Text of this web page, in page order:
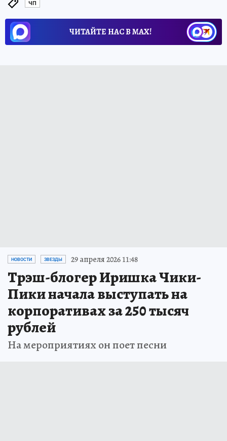
ЧП
ЧИТАЙТЕ НАС В МАХ!
НОВОСТИ ЗВЕЗДЫ 29 апреля 2026 11:48
Трэш-блогер Иришка Чики-
Пики начала выступать на
корпоративах за 250 тысяч
рублей
На мероприятиях он поет песни